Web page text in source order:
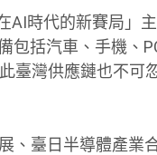
AI時代的新賽局」
包括汽車、手機、
臺灣供應鏈也不可
、臺日半導體產業